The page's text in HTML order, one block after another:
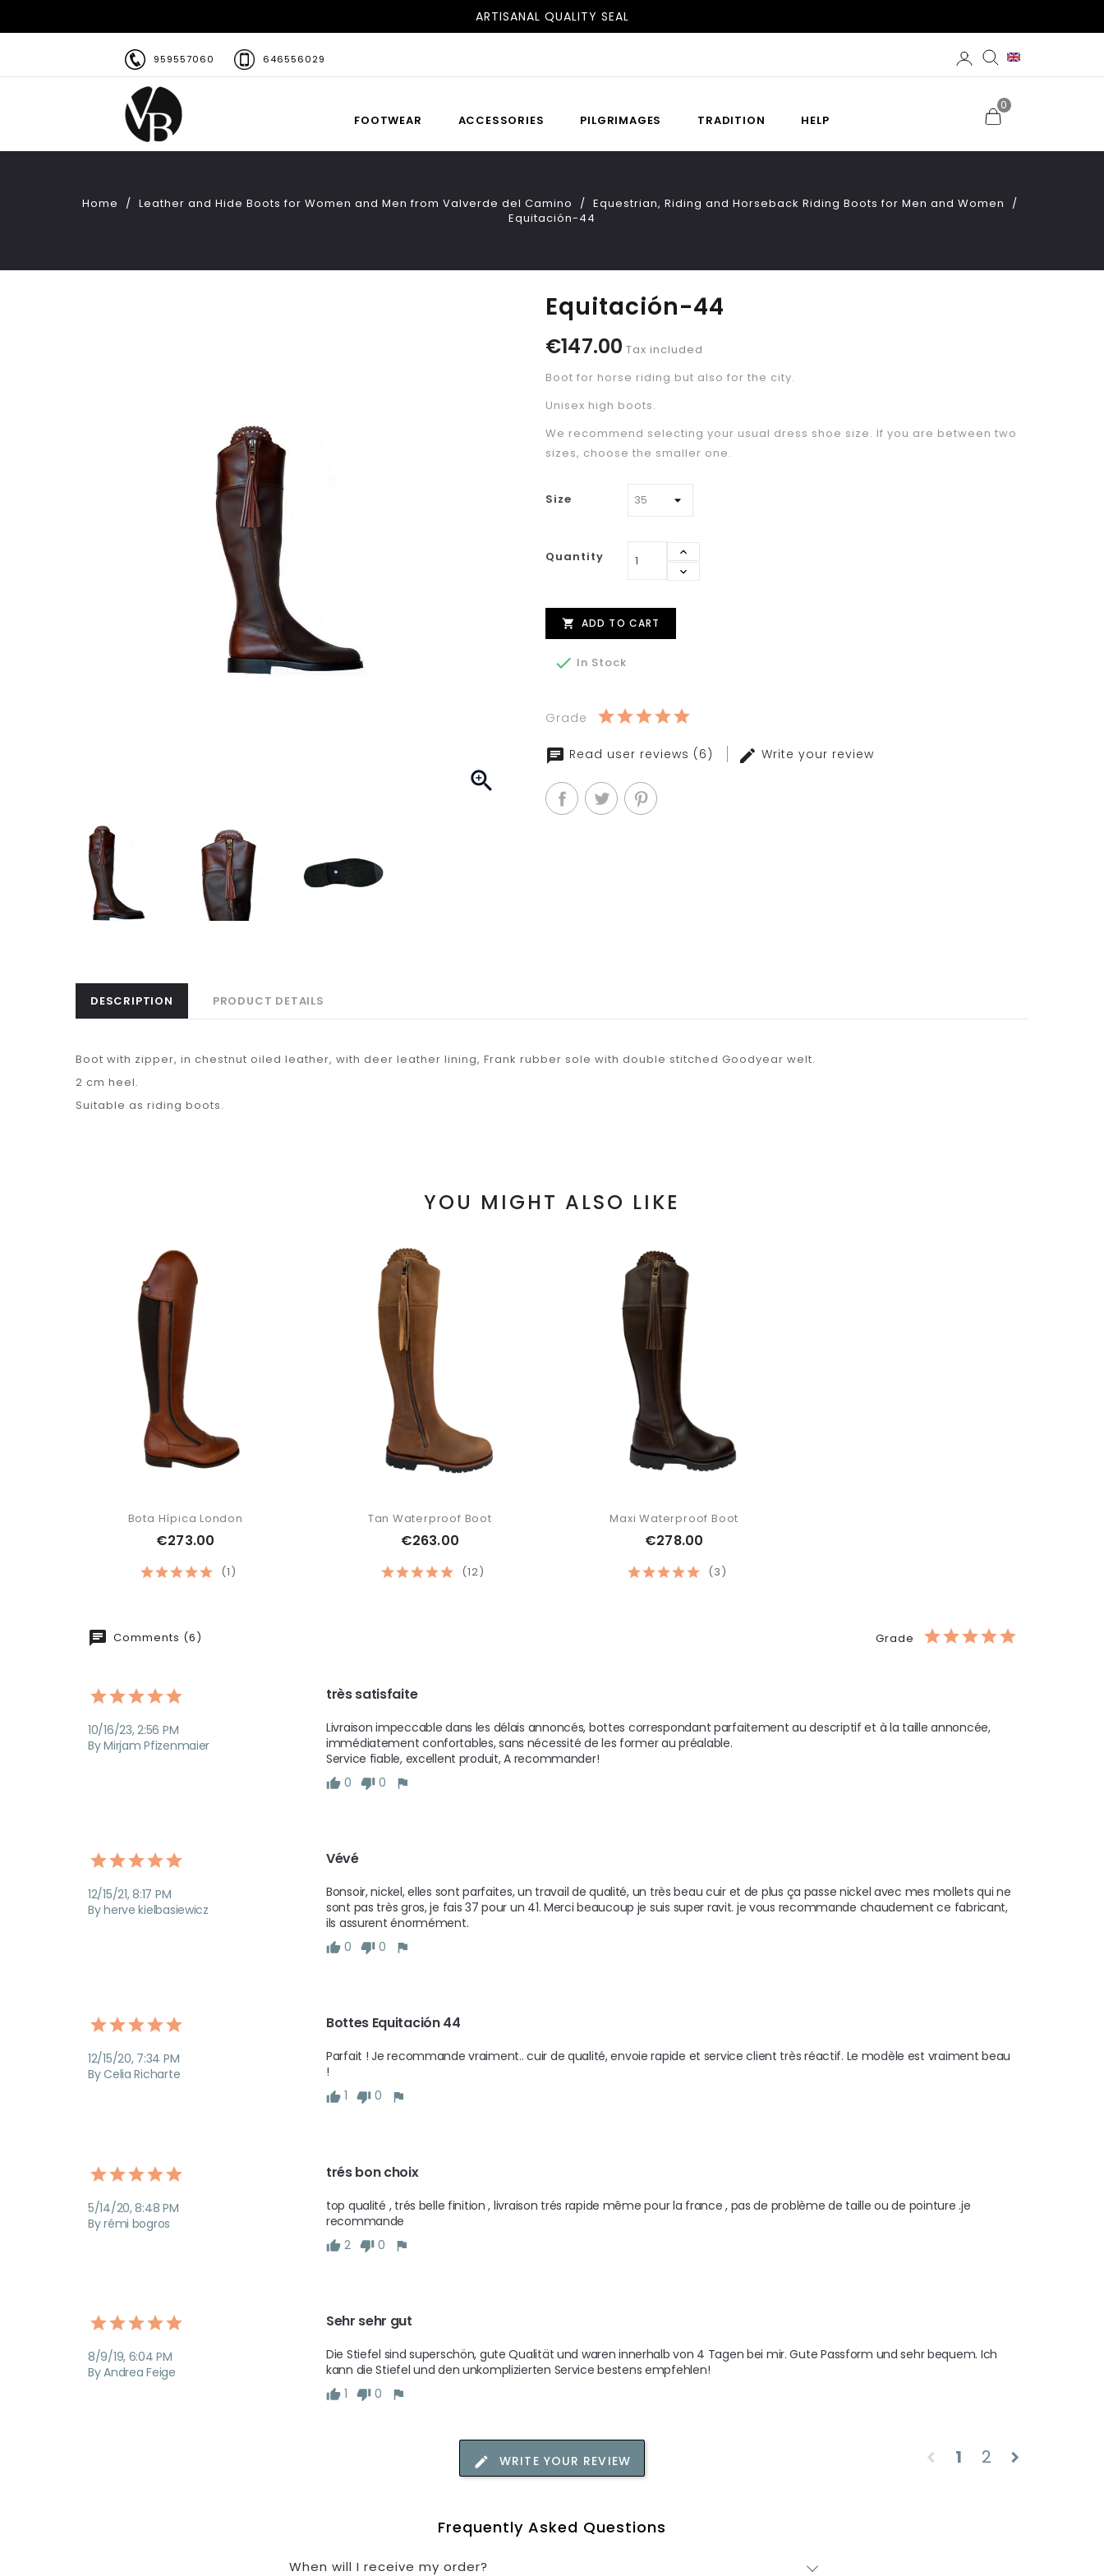
ARTISANAL QUALITY SEAL
FREE SHIPPING TO SPAIN AND PORTUGAL
959557060 646556029
0
FOOTWEAR
ACCESSORIES PILGRIMAGES TRADITION HELP
Home Leather and Hide Boots for Women and Men from Valverde del Camino
Equestrian, Riding and Horseback Riding Boots for Men and Women
Equitación-44

Equitación-44
€147.00 Tax included
Boot for horse riding but also for the city.
Unisex high boots.
We recommend selecting your usual dress shoe size. If you are between two
sizes, choose the smaller one.
Size
Quantity
 ADD TO CART
 In Stock
Grade
Read user reviews (6) Write your review
DESCRIPTION PRODUCT DETAILS
Boot with zipper, in chestnut oiled leather, with deer leather lining, Frank rubber sole with double stitched Goodyear welt.
2 cm heel.
Suitable as riding boots.
YOU MIGHT ALSO LIKE
(1)
Bota Hípica London
€273.00
(12)
Tan Waterproof Boot
€263.00
(3)
Maxi Waterproof Boot
€278.00
Comments (6) Grade
10/16/23, 2:56 PM
By Mirjam Pfizenmaier
très satisfaite
Livraison impeccable dans les délais annoncés, bottes correspondant parfaitement au descriptif et à la taille annoncée,
immédiatement confortables, sans nécessité de les former au préalable.
Service fiable, excellent produit, A recommander!
0
0
12/15/21, 8:17 PM
By herve kielbasiewicz
Vévé
Bonsoir, nickel, elles sont parfaites, un travail de qualité, un très beau cuir et de plus ça passe nickel avec mes mollets qui ne
sont pas très gros, je fais 37 pour un 41. Merci beaucoup je suis super ravit. je vous recommande chaudement ce fabricant,
ils assurent énormément.
0
0
12/15/20, 7:34 PM
By Celia Richarte
Bottes Equitación 44
Parfait ! Je recommande vraiment.. cuir de qualité, envoie rapide et service client très réactif. Le modèle est vraiment beau
!
1
0
5/14/20, 8:48 PM
By rémi bogros
trés bon choix
top qualité , trés belle finition , livraison trés rapide même pour la france , pas de problème de taille ou de pointure .je
recommande
2
0
8/9/19, 6:04 PM
By Andrea Feige
Sehr sehr gut
Die Stiefel sind superschön, gute Qualität und waren innerhalb von 4 Tagen bei mir. Gute Passform und sehr bequem. Ich
kann die Stiefel und den unkomplizierten Service bestens empfehlen!
1
0
chevron_left 1 2 chevron_right
WRITE YOUR REVIEW
Frequently Asked Questions
When will I receive my order?